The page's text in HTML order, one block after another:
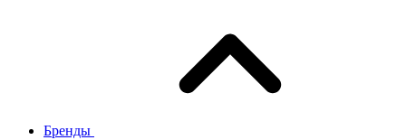
Бренды